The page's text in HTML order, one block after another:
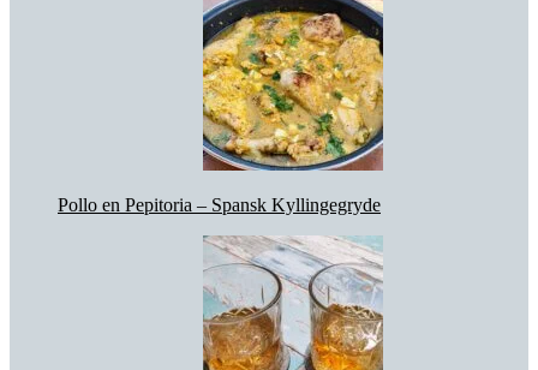
Pollo en Pepitoria – Spansk Kyllingegryde